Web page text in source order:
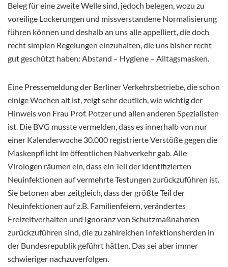
Beleg für eine zweite Welle sind, jedoch belegen, wozu zu
voreilige Lockerungen und missverstandene Normalisierung
führen können und deshalb an uns alle appelliert, die doch
recht simplen Regelungen einzuhalten, die uns bisher recht
gut geschützt haben: Abstand – Hygiene – Alltagsmasken.
Eine Pressemeldung der Berliner Verkehrsbetriebe, die schon
einige Wochen alt ist, zeigt sehr deutlich, wie wichtig der
Hinweis von Frau Prof. Potzer und allen anderen Spezialisten
ist. Die BVG musste vermelden, dass es innerhalb von nur
einer Kalenderwoche 30.000 registrierte Verstöße gegen die
Maskenpflicht im öffentlichen Nahverkehr gab. Alle
Virologen räumen ein, dass ein Teil der identifizierten
Neuinfektionen auf vermehrte Testungen zurückzuführen ist.
Sie betonen aber zeitgleich, dass der größte Teil der
Neuinfektionen auf z.B. Familienfeiern, verändertes
Freizeitverhalten und Ignoranz von Schutzmaßnahmen
zurückzuführen sind, die zu zahlreichen Infektionsherden in
der Bundesrepublik geführt hätten. Das sei aber immer
schwieriger nachzuverfolgen.